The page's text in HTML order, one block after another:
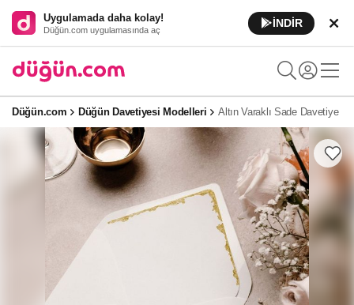
Uygulamada daha kolay!
Düğün.com uygulamasında aç
İNDİR
Düğün.com Düğün Davetiyesi Modelleri Altın Varaklı Sade Davetiye